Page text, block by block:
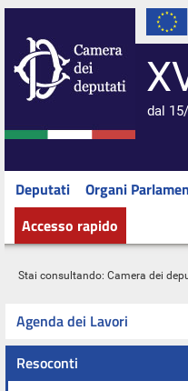
dal
Deputati Organi
Accesso rapido
Stai consultando: Camera dei
Agenda dei Lavori
Resoconti